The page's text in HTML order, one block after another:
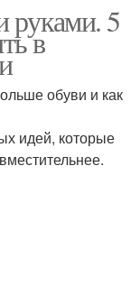
руками. 5
в
обуви и как
идей, которые